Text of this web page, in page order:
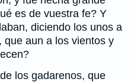
es de vuestra fe? Y
diciendo los unos a
que aun a los vientos y
los gadarenos, que